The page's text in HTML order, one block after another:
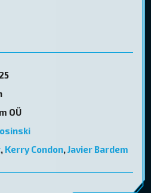
OÜ
, Kerry Condon,Javier Bardem